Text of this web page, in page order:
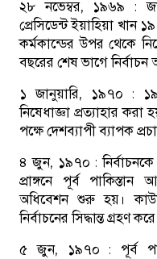
২৮ নভেম্বর, ১৯৬৯ :
প্রেসিডেন্ট ইয়াহিয়া খান
কর্মকান্ডের উপর থেকে
বছরের শেষ ভাগে
১ জানুয়ারি, ১৯৭০ :
নিষেধাজ্ঞা প্রত্যাহার
পক্ষে দেশব্যাপী ব্যাপক
৪ জুন, ১৯৭০ :
প্রাঙ্গনে পূর্ব পাকিস্তান
অধিবেশন শুরু হয়।
নির্বাচনের সিদ্ধান্ত গ্রহণ
৫ জুন, ১৯৭০ : পূর্ব